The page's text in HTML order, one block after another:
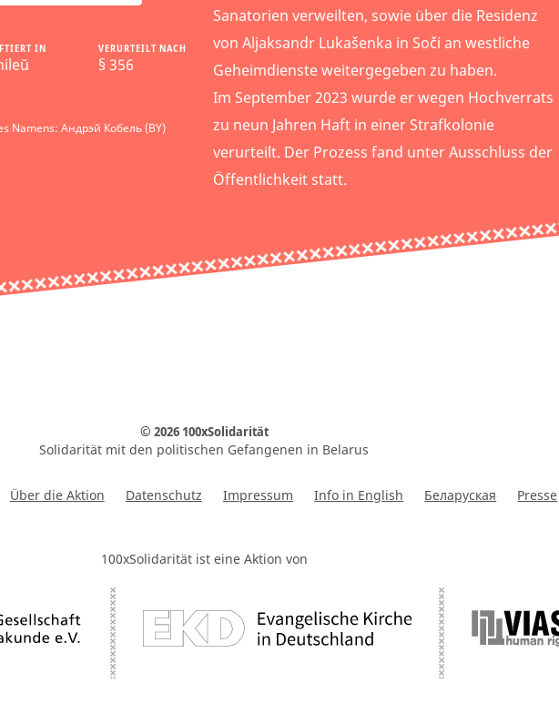
IN VERURTEILT NACH
§ 356
Namens: Андрэй Кобель (BY)
Sanatorien verweilten, sowie über die Residenz
von Aljaksandr Lukašenka in Soči an westliche
Geheimdienste weitergegeben zu haben.
Im September 2023 wurde er wegen Hochverrats
zu neun Jahren Haft in einer Strafkolonie
verurteilt. Der Prozess fand unter Ausschluss der
Öffentlichkeit statt.
© 2026 100xSolidarität
Solidarität mit den politischen Gefangenen in Belarus
Über die Aktion Datenschutz Impressum Info in English Беларуская Presse
100xSolidarität ist eine Aktion von